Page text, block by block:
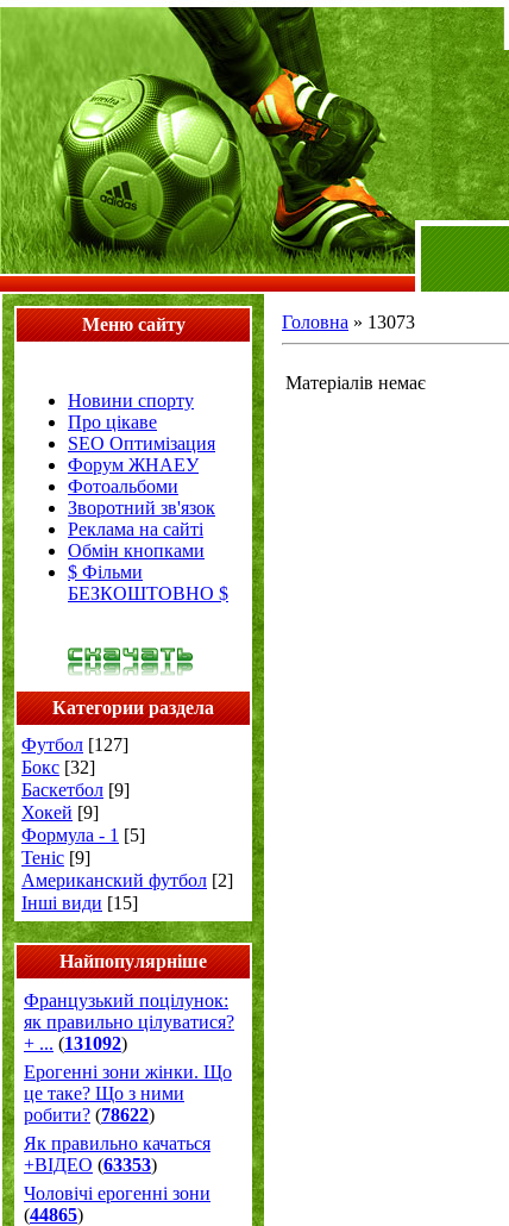
Меню сайту
Новини спорту
Про цікаве
SEO Оптимізация
Форум ЖНАЕУ
Фотоальбоми
Зворотний зв'язок
Реклама на сайті
Обмін кнопками
$ Фільми
БЕЗКОШТОВНО $
Категории раздела
Футбол [127]
Бокс [32]
Баскетбол [9]
Хокей [9]
Формула - 1 [5]
Теніс [9]
Американский футбол [2]
Інші види [15]
Найпопулярніше
Французький поцілунок:
як правильно цілуватися?
+ ... (131092)
Ерогенні зони жінки. Що
це таке? Що з ними
робити? (78622)
Як правильно качаться
+ВІДЕО (63353)
Чоловічі ерогенні зони
(44865)
Головна » 13073
Матеріалів немає